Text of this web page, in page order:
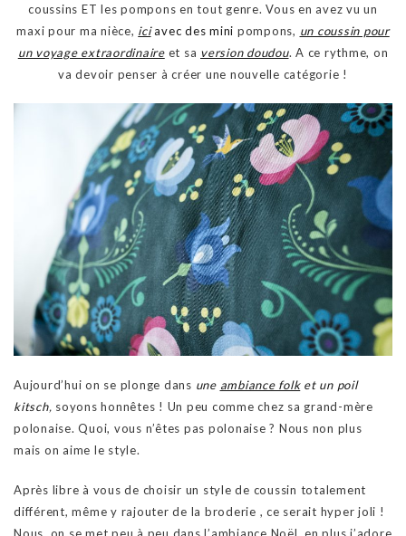
coussins ET les pompons en tout genre. Vous en avez vu un
maxi pour ma nièce, iciavec des mini pompons, un coussin pour
un voyage extraordinaireet sa version doudou. A ce rythme, on
va devoir penser à créer une nouvelle catégorie !
Aujourd’hui on se plonge dans une ambiance folket un poil
kitsch, soyons honnêtes ! Un peu comme chez sa grand-mère
polonaise. Quoi, vous n’êtes pas polonaise ? Nous non plus
mais on aime le style.
Après libre à vous de choisir un style de coussin totalement
différent, même y rajouter de la broderie , ce serait hyper joli !
Nous, on se met peu à peu dans l’ambiance Noël, en plus j’adore